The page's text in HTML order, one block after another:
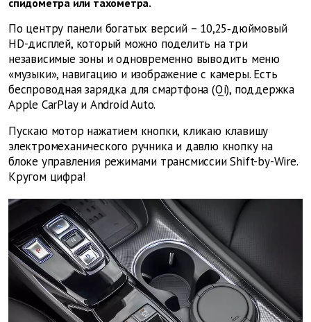
По центру панели богатых версий – 10,25‑дюймовый
HD-дисплей, который можно поделить на три
независимые зоны и одновременно выводить меню
«музыки», навигацию и изображение с камеры. Есть
беспроводная зарядка для смартфона (Qi), поддержка
Apple CarPlay и Android Auto.
Пускаю мотор нажатием кнопки, кликаю клавишу
электромеханического ручника и давлю кнопку на
блоке управления режимами трансмиссии Shift-by-Wire.
Кругом цифра!